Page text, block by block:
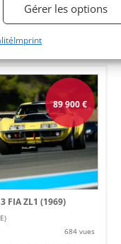
Gérer les options
Imprint
LEMBO
89 900€
FIA ZL1 (1969)
684 vues